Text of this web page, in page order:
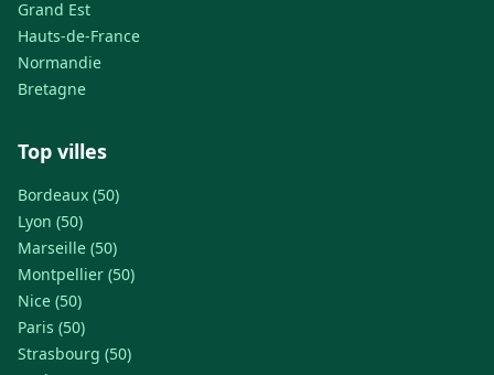
Grand Est
Hauts-de-France
Normandie
Bretagne
Top villes
Bordeaux (50)
Lyon (50)
Marseille (50)
Montpellier (50)
Nice (50)
Paris (50)
Strasbourg (50)